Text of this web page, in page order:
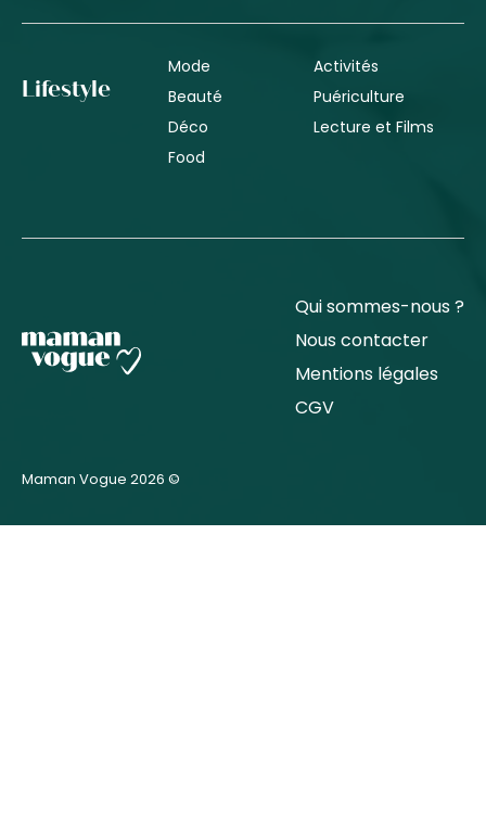
Lifestyle
Mode
Beauté
Déco
Food
Activités
Puériculture
Lecture et Films
Qui sommes-nous ?
Nous contacter
Mentions légales
CGV
Maman Vogue 2026 ©